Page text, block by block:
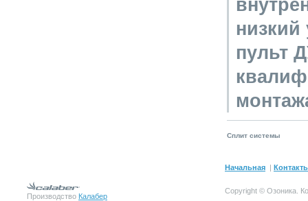
пульт
Сплит системы
Начальная |
Производство Калабер
Copyright © Озоника.